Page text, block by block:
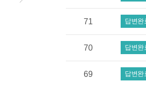
71 답변완
70 답변완
69 답변완